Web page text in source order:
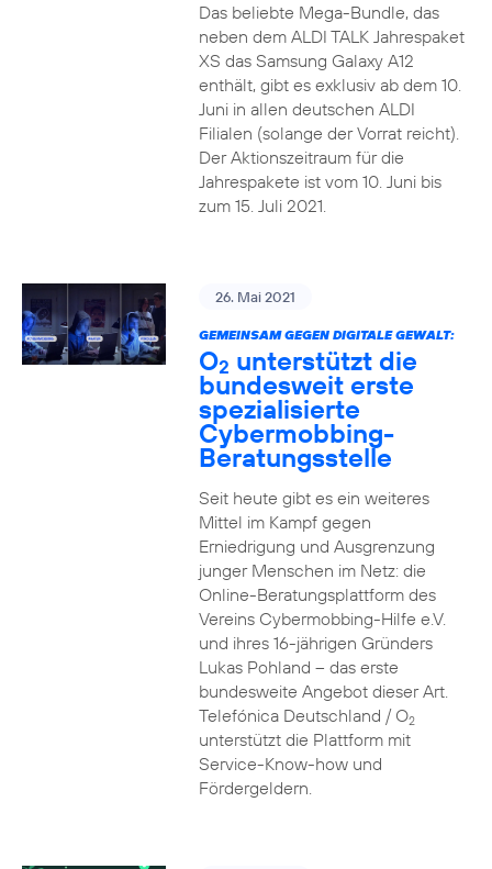
Das beliebte Mega-Bundle, das
neben dem ALDI TALK Jahrespaket
XS das Samsung Galaxy A12
enthält, gibt es exklusiv ab dem 10.
Juni in allen deutschen ALDI
Filialen (solange der Vorrat reicht).
Der Aktionszeitraum für die
Jahrespakete ist vom 10. Juni bis
zum 15. Juli 2021.
26. Mai 2021
GEMEINSAM GEGEN DIGITALE GEWALT:
O2 unterstützt die
bundesweit erste
spezialisierte
Cybermobbing-
Beratungsstelle
Seit heute gibt es ein weiteres
Mittel im Kampf gegen
Erniedrigung und Ausgrenzung
junger Menschen im Netz: die
Online-Beratungsplattform des
Vereins Cybermobbing-Hilfe e.V.
und ihres 16-jährigen Gründers
Lukas Pohland – das erste
bundesweite Angebot dieser Art.
Telefónica Deutschland / O2
unterstützt die Plattform mit
Service-Know-how und
Fördergeldern.